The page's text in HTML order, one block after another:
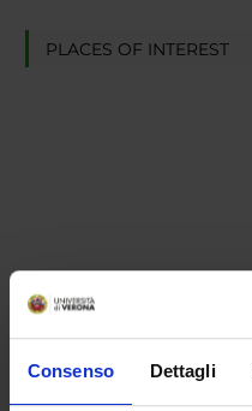
Consenso Dettagli
PLACES OF INTEREST